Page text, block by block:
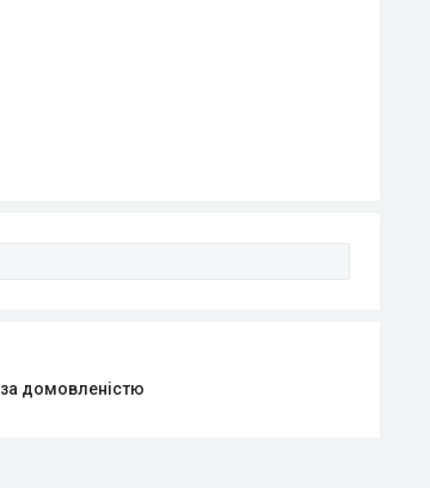
за домовленістю